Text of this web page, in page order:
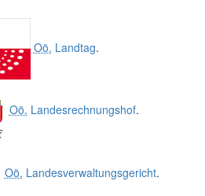
Oö. Landtag.
Oö. Landesrechnungshof.
Oö. Landesverwaltungsgericht.